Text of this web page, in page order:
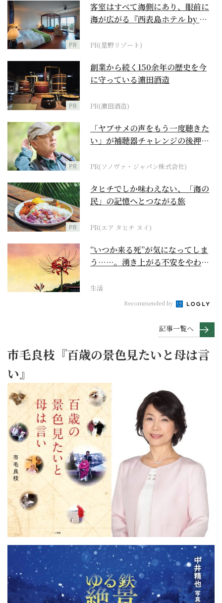
PR
客室はすべて海側にあり、眼前に
海が広がる『西表島ホテル by 星
PR(星野リゾート)
PR
創業から続く150余年の歴史を今
に守っている濵田酒造
PR(濵田酒造)
PR
「ヤブサメの声をもう一度聴きた
い」が補聴器チャレンジの後押し
PR(ソノヴァ・ジャパン株式会社)
PR
タヒチでしか味わえない、「海の
民」の記憶へとつながる旅
PR(エア タヒチ ヌイ)
“いつか来る死”が気になってしま
う……。湧き上がる不安をやわら
生活
Recommended by
記事一覧へ
市毛良枝『百歳の景色見たいと母は言
い』